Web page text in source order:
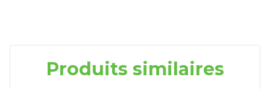
Produits similaires